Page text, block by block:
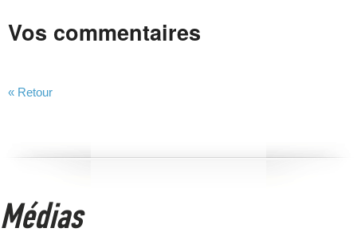
Vos commentaires
« Retour
Médias